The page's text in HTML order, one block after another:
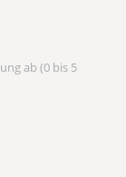
ab (0 bis 5